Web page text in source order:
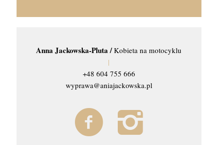
Anna Jackowska-Pluta /Kobieta na motocyklu
|
+48 604 755 666
wyprawa@aniajackowska.pl